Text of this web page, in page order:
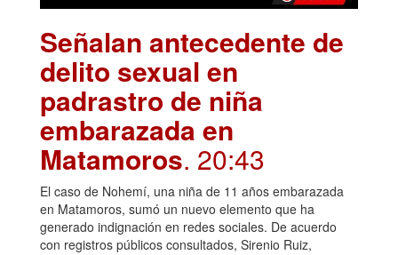
Señalan antecedente de
delito sexual en
padrastro de niña
embarazada en
Matamoros. 20:43
El caso de Nohemí, una niña de 11 años embarazada
en Matamoros, sumó un nuevo elemento que ha
generado indignación en redes sociales. De acuerdo
con registros públicos consultados, Sirenio Ruiz,